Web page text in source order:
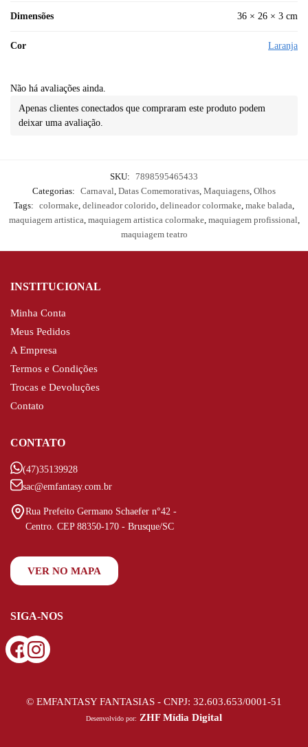
Dimensões 36 × 26 × 3 cm
Cor Laranja
Não há avaliações ainda.
Apenas clientes conectados que compraram este produto podem
deixar uma avaliação.
SKU: 7898595465433
Categorias: Carnaval Datas Comemorativas Maquiagens Olhos
Tags: colormake delineador colorido delineador colormake make balada
maquiagem artistica maquiagem artistica colormake, maquiagem profissional
maquiagem teatro
INSTITUCIONAL
Minha Conta
Meus Pedidos
A Empresa
Termos e Condições
Trocas e Devoluções
Contato
CONTATO
(47)35139928
sac@emfantasy.com.br
Rua Prefeito Germano Schaefer n°42 -
Centro. CEP 88350-170 - Brusque/SC
VER NO MAPA
SIGA-NOS
© EMFANTASY FANTASIAS - CNPJ: 32.603.653/0001-51
Desenvolvido por: ZHF Mídia Digital